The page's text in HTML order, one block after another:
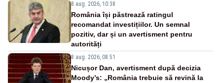
8 aug. 2026, 10:38
România își păstrează ratingul
recomandat investițiilor. Un semnal
pozitiv, dar și un avertisment pentru
autorități
8 aug. 2026, 08:51
Nicușor Dan, avertisment după decizia
Moody’s: „România trebuie să revină la